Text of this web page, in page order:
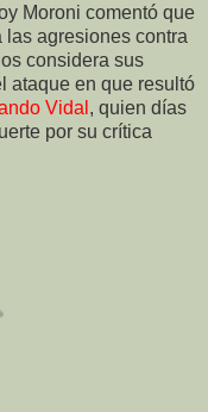
Moroni comentó que
las agresiones contra
considera sus
ataque en que resultó
Vidal , quien días
por su crítica